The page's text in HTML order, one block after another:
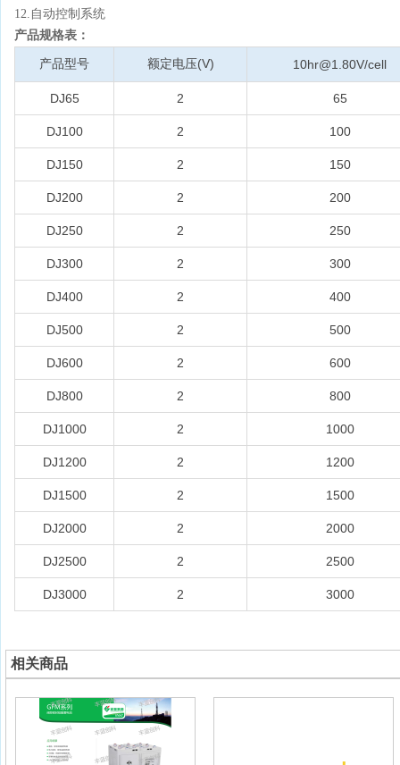
12.自动控制系统
产品规格表：
产品型号 额定电压(V) 10hr@1.80V/cell
DJ65 2 65
DJ100 2 100
DJ150 2 150
DJ200 2 200
DJ250 2 250
DJ300 2 300
DJ400 2 400
DJ500 2 500
DJ600 2 600
DJ800 2 800
DJ1000 2 1000
DJ1200 2 1200
DJ1500 2 1500
DJ2000 2 2000
DJ2500 2 2500
DJ3000 2 3000
相关商品